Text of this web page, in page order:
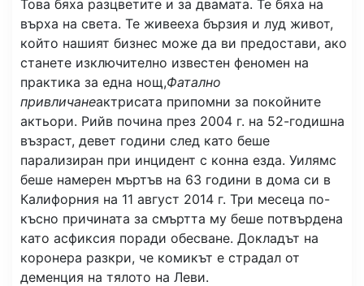
Това бяха разцветите и за двамата. Те бяха на
върха на света. Те живееха бързия и луд живот,
който нашият бизнес може да ви предостави, ако
станете изключително известен феномен на
практика за една нощ,Фатално
привличанеактрисата припомни за покойните
актьори. Рийв почина през 2004 г. на 52-годишна
възраст, девет години след като беше
парализиран при инцидент с конна езда. Уилямс
беше намерен мъртъв на 63 години в дома си в
Калифорния на 11 август 2014 г. Три месеца по-
късно причината за смъртта му беше потвърдена
като асфиксия поради обесване. Докладът на
коронера разкри, че комикът е страдал от
деменция на тялото на Леви.